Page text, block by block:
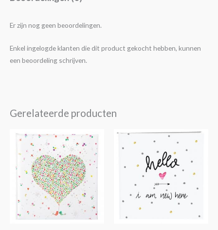
Er zijn nog geen beoordelingen.
Enkel ingelogde klanten die dit product gekocht hebben, kunnen
een beoordeling schrijven.
Gerelateerde producten